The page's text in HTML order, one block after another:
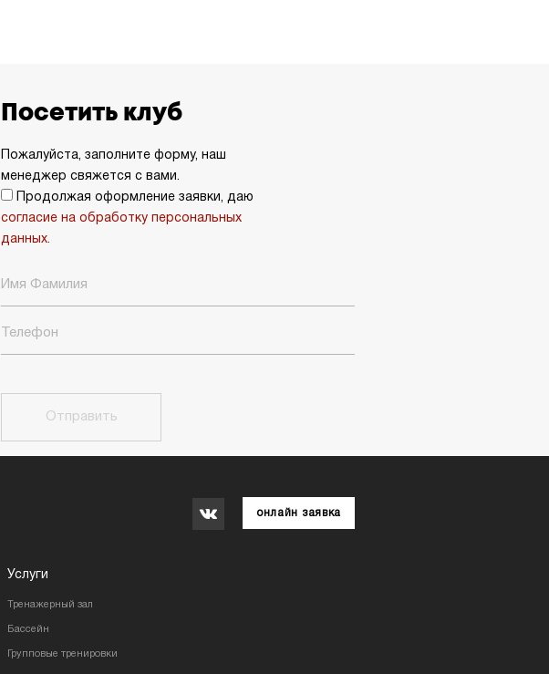
Посетить клуб
Пожалуйста, заполните форму, наш
менеджер свяжется с вами.
Продолжая оформление заявки, даю
согласие на обработку персональных
данных.
Отправить
онлайн заявка
Услуги
Тренажерный зал
Бассейн
Групповые тренировки